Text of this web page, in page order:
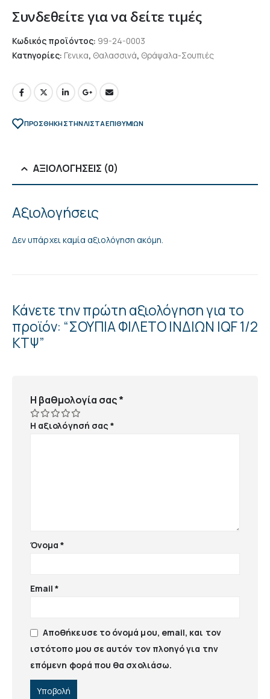
Συνδεθείτε για να δείτε τιμές
Κωδικός προϊόντος: 99-24-0003
Κατηγορίες: Γενικα, Θαλασσινά, Θράψαλα-Σουπιές
ΠΡΌΣΘΉΚΗ ΣΤΗΝ ΛΊΣΤΑ ΕΠΙΘΥΜΙΏΝ
ΑΞΙΟΛΟΓΉΣΕΙΣ (0)
Αξιολογήσεις
Δεν υπάρχει καμία αξιολόγηση ακόμη.
Κάνετε την πρώτη αξιολόγηση για το
προϊόν: “ΣΟΥΠΙΑ ΦΙΛΕΤΟ ΙΝΔΙΩΝ IQF 1/2
ΚΤΨ”
Η βαθμολογία σας*
Η αξιολόγησή σας*
Όνομα*
Email*
Αποθήκευσε το όνομά μου, email, και τον
ιστότοπο μου σε αυτόν τον πλοηγό για την
επόμενη φορά που θα σχολιάσω.